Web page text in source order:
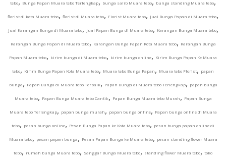
tebo Bunga Papan Muara tebo Terlengkap bunga salib Muara tebo bunga standing Muara tebo
florist di kota Muara tebo, florist di Muara tebo, Florist Muara tebo, Jual Bunga Papan di Muara tebo,
Jual Karangan Bunga di Muara tebo, Jual Papan Bunga di Muara tebo, Karangan Bunga Muara tebo,
Karangan Bunga Papan di Muara tebo, Karangan Bunga Papan Kota Muara tebo, Karangan Bunga
Papan Muara tebo, kirim bunga di Muara tebo, kirim bunga online, Kirim Bunga Papan Ke Muara
tebo, Kirim Bunga Papan Kota Muara tebo, Muara tebo Bunga Papan, Muara tebo Florist, papan
bunga, Papan Bunga di Muara tebo Terbaik, Papan Bunga di Muara tebo Terlengkap, papan bunga
Muara tebo, Papan Bunga Muara tebo Cantik, Papan Bunga Muara tebo Murah, Papan Bunga
Muara tebo Terlengkap, papan bunga murah, papan bunga online, Papan bunga online di Muara
tebo, pesan bunga online, Pesan Bunga Papan ke Kota Muara tebo, pesan bunga papan online di
Muara tebo, pesan papan bunga, Pesan Papan Bunga ke Muara tebo, pesan standing flower Muara
tebo, rumah bunga Muara tebo, Sanggar Bunga Muara tebo, standing flower Muara tebo, toko